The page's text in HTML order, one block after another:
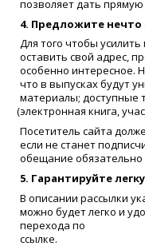
позволяет дать
4. Предложите нечто
Для того чтобы
оставить свой адрес,
особенно интересное.
что в выпусках будут
материалы; доступные
(электронная книга,
Посетитель сайта
если не станет
обещание
5. Гарантируйте
В описании рассылки
можно будет легко и
перехода по
ссылке.